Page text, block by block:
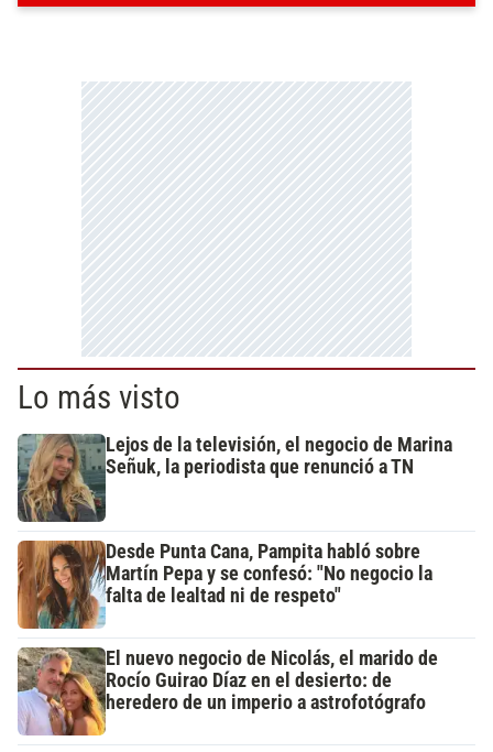
Lo más visto
Lejos de la televisión, el negocio de Marina
Señuk, la periodista que renunció a TN
Desde Punta Cana, Pampita habló sobre
Martín Pepa y se confesó: "No negocio la
falta de lealtad ni de respeto"
El nuevo negocio de Nicolás, el marido de
Rocío Guirao Díaz en el desierto: de
heredero de un imperio a astrofotógrafo